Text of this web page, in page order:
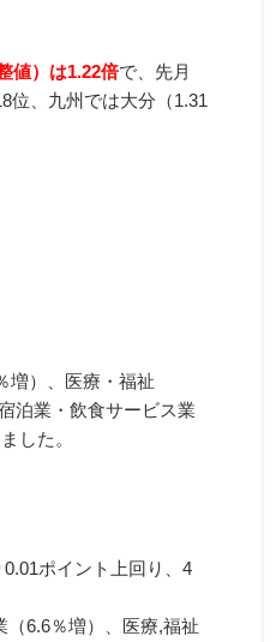
値）は1.22倍で、先月
位、九州では大分（1.31
増）、医療・福祉
泊業・飲食サービス業
した。
ポイント上回り、4
6.6％増）、医療,福祉